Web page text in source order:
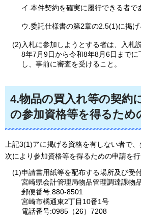
イ.本件契約を確実に履行できる者で
ウ.委託仕様書の第2章の2.5(1)に掲げ
(2)入札に参加しようとする者は、入札
8年7月9日から令和8年8月6日までに
し、事前に審査を受けること。
4.物品の買入れ等の契約
の参加資格等を得るため
上記3(1)アに掲げる資格を有しない者で
次により参加資格等を得るための申請を行
(1)申請書用紙等を配布する場所及び受
宮崎県会計管理局物品管理調達課物
郵便番号:880-8501
宮崎市橘通東2丁目10番1号
電話番号:0985（26）7208